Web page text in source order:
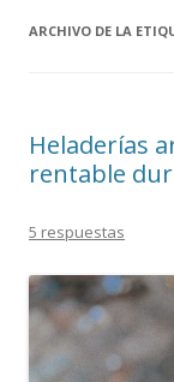
ARCHIVO DE LA
Heladerías
rentable
5 respuestas